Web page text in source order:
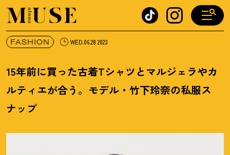
オトナミューズ ウェブ
FASHION WED.06.28 2023
15年前に買った古着Tシャツとマルジェラやカ
ルティエが合う。モデル・竹下玲奈の私服ス
ナップ